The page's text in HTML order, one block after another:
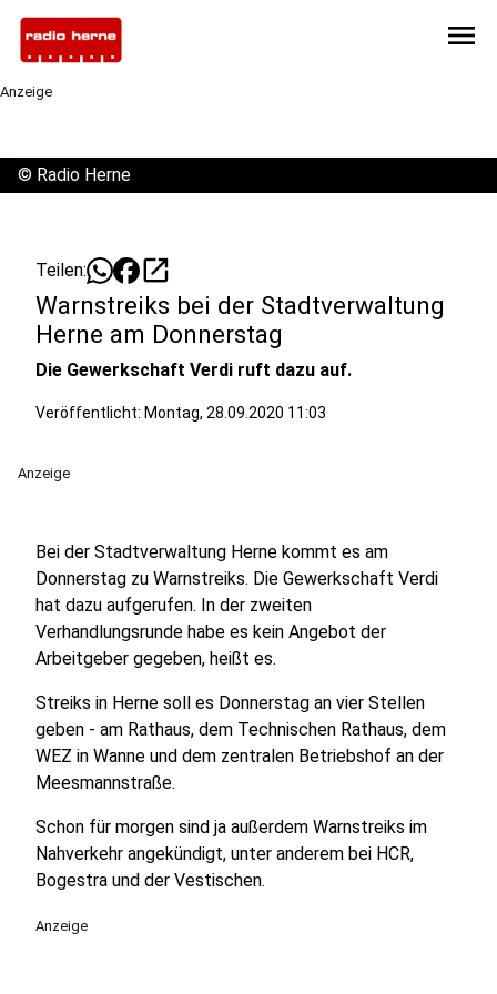
menu
Anzeige
© Radio Herne
Teilen: open_in_new
Warnstreiks bei der Stadtverwaltung
Herne am Donnerstag
Die Gewerkschaft Verdi ruft dazu auf.
Veröffentlicht: Montag, 28.09.2020 11:03
Anzeige
Bei der Stadtverwaltung Herne kommt es am
Donnerstag zu Warnstreiks. Die Gewerkschaft Verdi
hat dazu aufgerufen. In der zweiten
Verhandlungsrunde habe es kein Angebot der
Arbeitgeber gegeben, heißt es.
Streiks in Herne soll es Donnerstag an vier Stellen
geben - am Rathaus, dem Technischen Rathaus, dem
WEZ in Wanne und dem zentralen Betriebshof an der
Meesmannstraße.
Schon für morgen sind ja außerdem Warnstreiks im
Nahverkehr angekündigt, unter anderem bei HCR,
Bogestra und der Vestischen.
Anzeige